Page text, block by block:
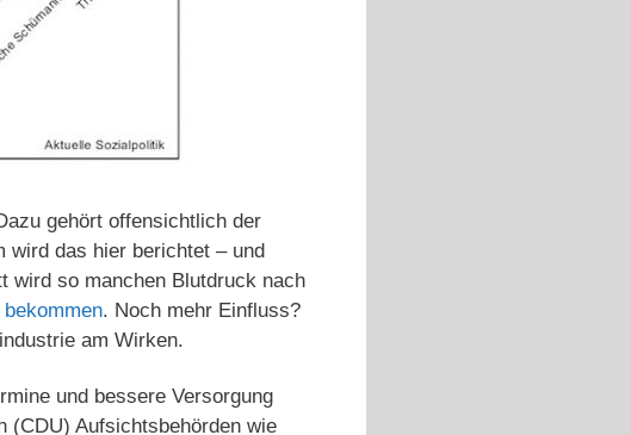
gehört offensichtlich der
wird das hier berichtet – und
wird so manchen Blutdruck nach
. Noch mehr Einfluss?
am Wirken.
und bessere Versorgung
(CDU) Aufsichtsbehörden wie